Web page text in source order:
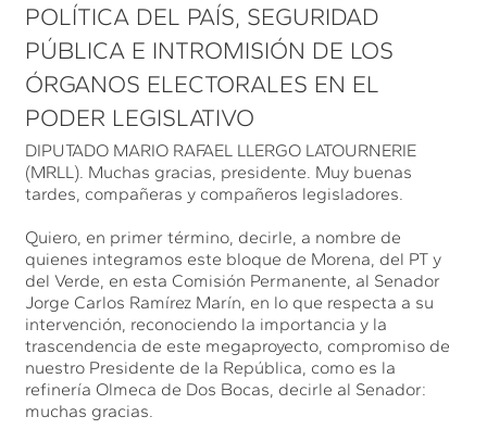
POLÍTICA DEL PAÍS, SEGURIDAD
PÚBLICA E INTROMISIÓN DE LOS
ÓRGANOS ELECTORALES EN EL
PODER LEGISLATIVO
DIPUTADO MARIO RAFAEL LLERGO LATOURNERIE
(MRLL). Muchas gracias, presidente. Muy buenas
tardes, compañeras y compañeros legisladores.
Quiero, en primer término, decirle, a nombre de
quienes integramos este bloque de Morena, del PT y
del Verde, en esta Comisión Permanente, al Senador
Jorge Carlos Ramírez Marín, en lo que respecta a su
intervención, reconociendo la importancia y la
trascendencia de este megaproyecto, compromiso de
nuestro Presidente de la República, como es la
refinería Olmeca de Dos Bocas, decirle al Senador:
muchas gracias.